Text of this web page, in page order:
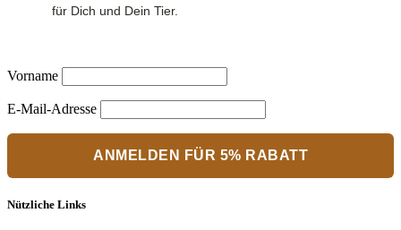
für Dich und Dein Tier.
Vorname
E-Mail-Adresse
Nützliche Links